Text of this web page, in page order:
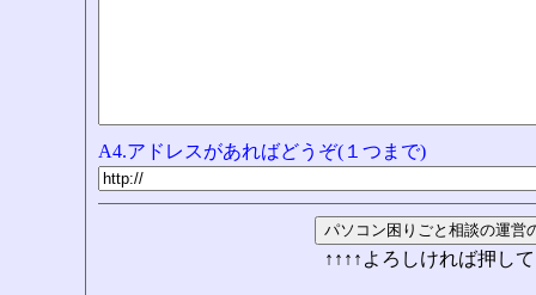
A4.アドレスがあればどうぞ(１つまで)
↑↑↑↑よろしければ押し